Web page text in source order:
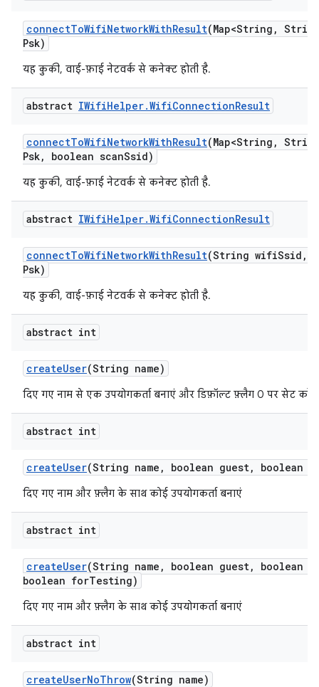
connectToWifiNetworkWithResult(Map<String ,
Psk)
यह कुकी, वाई-फ़ाई नेटवर्क से कनेक्ट होती है.
abstract IWifiHelper.WifiConnectionResult
connectToWifiNetworkWithResult(Map<String ,
Psk, boolean scanSsid)
यह कुकी, वाई-फ़ाई नेटवर्क से कनेक्ट होती है.
abstract IWifiHelper.WifiConnectionResult
connectToWifiNetworkWithResult(String wifiSsid ,
Psk)
यह कुकी, वाई-फ़ाई नेटवर्क से कनेक्ट होती है.
abstract int
createUser(String name)
दिए गए नाम से एक उपयोगकर्ता बनाएं और डिफ़ॉल्ट फ़्लैग 0 पर सेट करें.
abstract int
createUser(String name , boolean guest, boolean
दिए गए नाम और फ़्लैग के साथ कोई उपयोगकर्ता बनाएं
abstract int
createUser(String name , boolean guest,
boolean
boolean forTesting)
दिए गए नाम और फ़्लैग के साथ कोई उपयोगकर्ता बनाएं
abstract int
createUserNoThrow(String name)